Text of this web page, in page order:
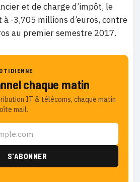
et de charge d’impôt, le
-3,705 millions d’euros, contre
au premier semestre 2017.
chaque matin
IT & télécoms, chaque matin
mail.